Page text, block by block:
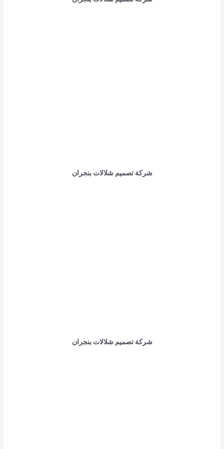
شركة تصميم شلالات بنجران
شركة تصميم شلالات بنجران